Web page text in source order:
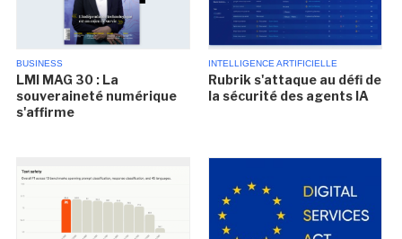
BUSINESS
LMI MAG 30 : La
souveraineté numérique
s'affirme
INTELLIGENCE ARTIFICIELLE
Rubrik s'attaque au défi de
la sécurité des agents IA